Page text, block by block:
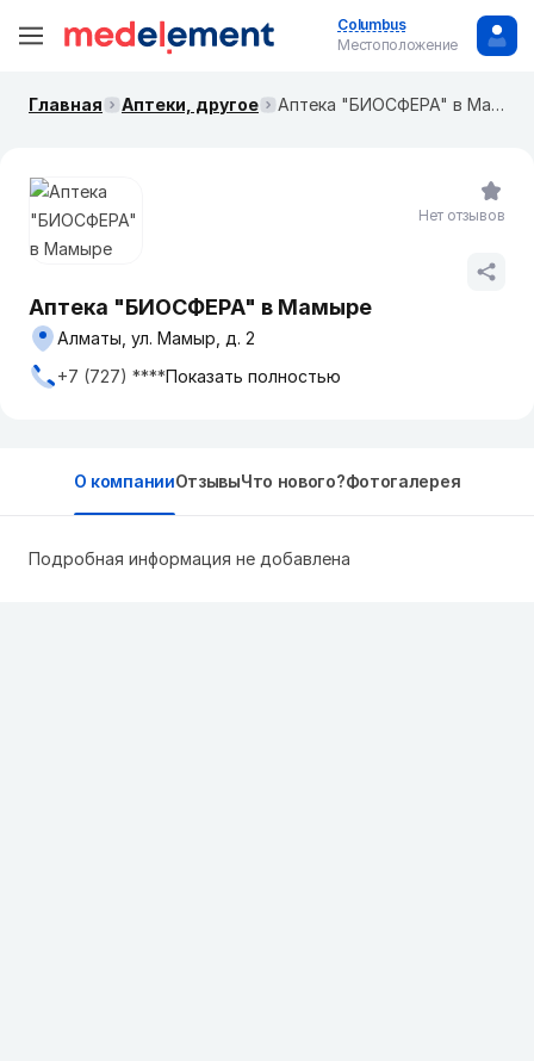
Columbus
Местоположение
Главная Аптеки, другое Аптека "БИОСФЕРА" в Мамыре
Аптека "БИОСФЕРА" в Мамыре
Алматы, ул. Мамыр, д. 2
+7 (727) ****Показать полностью
Нет отзывов
О компанииОтзывыЧто нового?Фотогалерея
Подробная информация не добавлена